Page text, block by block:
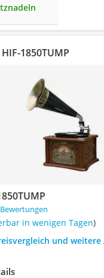
1850TUMP
in wenigen Tagen)
und weitere